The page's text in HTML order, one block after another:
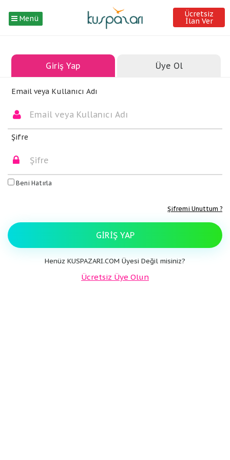
Menü Ücretsiz
İlan Ver
Giriş Yap Üye Ol
Email veya Kullanıcı Adı
Şifre
Beni Hatırla
Şifremi Unuttum ?
GIRIŞ YAP
Henüz KUSPAZARI.COM Üyesi Değil misiniz?
Ücretsiz Üye Olun